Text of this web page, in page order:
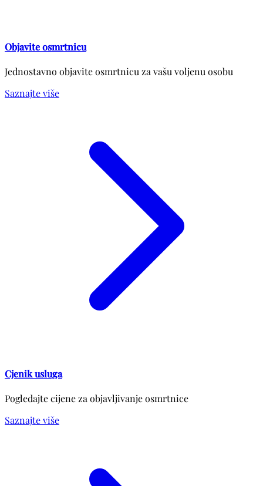
Objavite osmrtnicu
Jednostavno objavite osmrtnicu za vašu voljenu osobu
Saznajte više
Cjenik usluga
Pogledajte cijene za objavljivanje osmrtnice
Saznajte više